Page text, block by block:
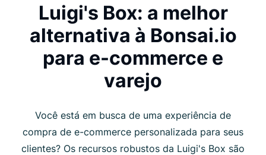
Luigi's Box: a melhor
alternativa à Bonsai.io
para e-commerce e
varejo
Você está em busca de uma experiência de
compra de e-commerce personalizada para seus
clientes? Os recursos robustos da Luigi's Box são